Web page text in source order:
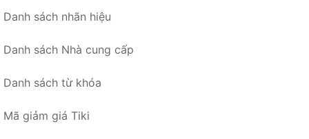
Danh sách nhãn hiệu
Danh sách Nhà cung cấp
Danh sách từ khóa
Mã giảm giá Tiki